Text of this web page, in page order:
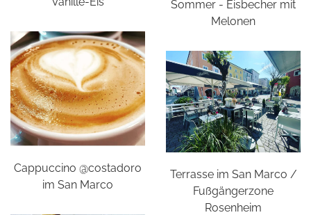
Cappuccino @costadoro
im San Marco
Sommer - Eisbecher mit
Melonen
Terrasse im San Marco /
Fußgängerzone
Rosenheim